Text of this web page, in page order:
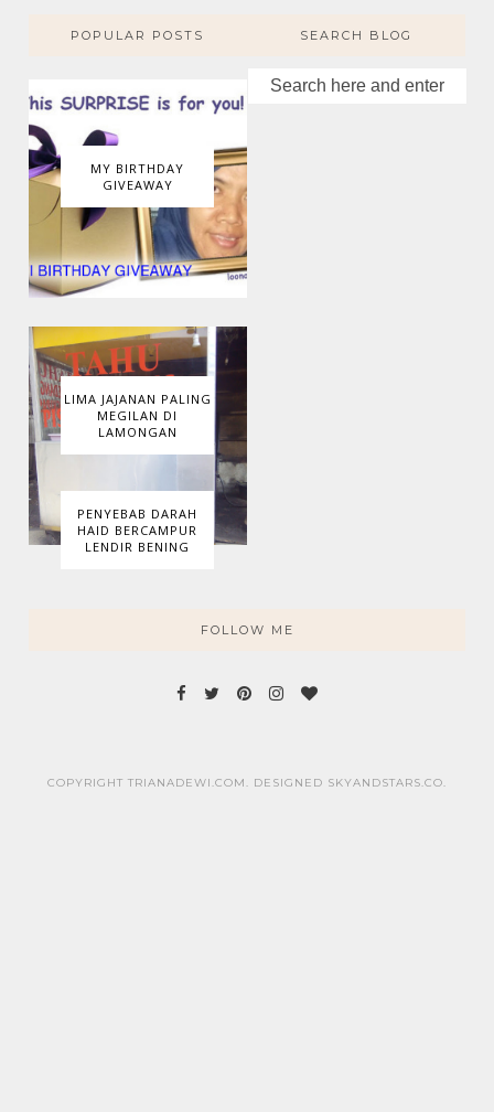
POPULAR POSTS
MY BIRTHDAY
GIVEAWAY
LIMA JAJANAN PALING
MEGILAN DI
LAMONGAN
PENYEBAB DARAH
HAID BERCAMPUR
LENDIR BENING
SEARCH BLOG
FOLLOW ME
COPYRIGHT TRIANADEWI.COM. DESIGNED SKYANDSTARS.CO